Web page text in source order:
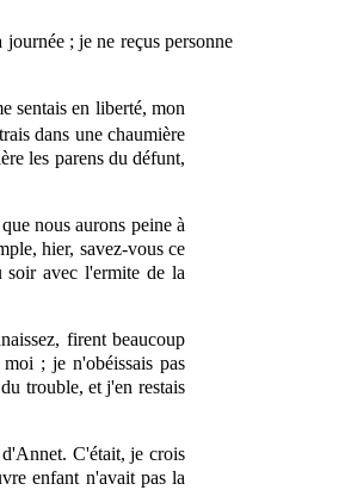
; je ne reçus personne
sentais en liberté, mon
dans une chaumière
les parens du défunt,
nous aurons peine à
hier, savez-vous ce
soir avec l'ermite de la
firent beaucoup
; je n'obéissais pas
trouble, et j'en restais
d'Annet. C'était, je crois
enfant n'avait pas la